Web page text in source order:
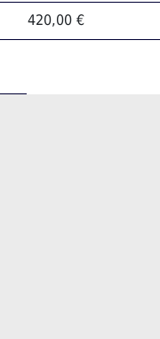
420,00 €